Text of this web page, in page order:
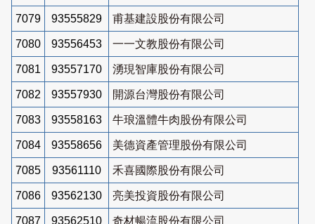
7079 93555829 甫基建設股份有限公司
7080 93556453 一一文教股份有限公司
7081 93557170 湧現智庫股份有限公司
7082 93557930 開源台灣股份有限公司
7083 93558163 牛琅溫體牛肉股份有限公司
7084 93558656 美德資產管理股份有限公司
7085 93561110 禾喜國際股份有限公司
7086 93562130 亮美投資股份有限公司
7087 93562510 奇材暢流股份有限公司